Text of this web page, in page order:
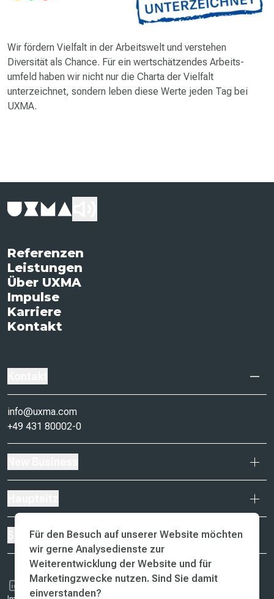
Wir fördern Vielfalt in der Arbeitswelt und verstehen
Diversität als Chance. Für ein wertschätzendes Arbeits­
umfeld haben wir nicht nur die Charta der Vielfalt
unterzeichnet, sondern leben diese Werte jeden Tag bei
UXMA.
Referenzen
Leistungen
Über UXMA
Impulse
Karriere
Kontakt
info@uxma.com
+49 431 80002-0
Standorte
Für den Besuch auf unserer Website möchten
wir gerne Analysedienste zur
Weiterentwicklung der Website und für
Marketingzwecke nutzen. Sind Sie damit
einverstanden?